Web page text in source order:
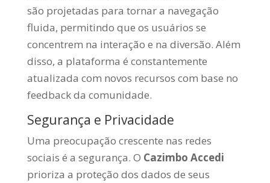
são projetadas para tornar a navegação
fluida, permitindo que os usuários se
concentrem na interação e na diversão. Além
disso, a plataforma é constantemente
atualizada com novos recursos com base no
feedback da comunidade.
Segurança e Privacidade
Uma preocupação crescente nas redes
sociais é a segurança. O Cazimbo Accedi
prioriza a proteção dos dados de seus